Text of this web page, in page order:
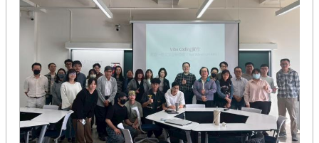
交流，使示範學校對於計畫的推動目標、推動架構及重
點工作有更進一步的了解，期望各計畫的推動更為順